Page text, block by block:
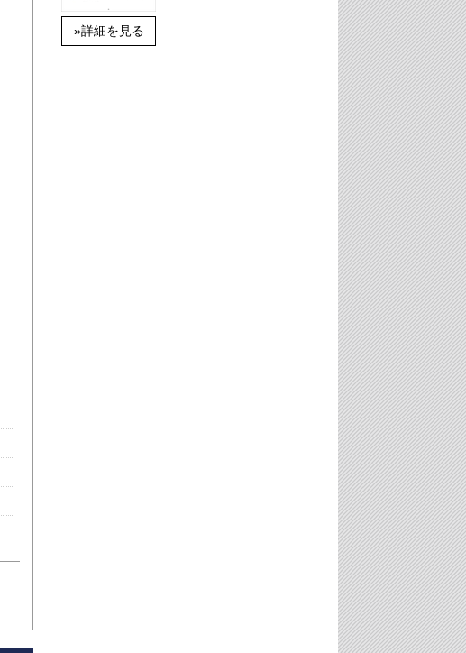
»詳細を見る